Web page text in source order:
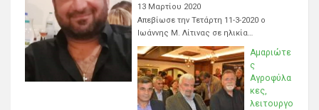
13 Μαρτίου 2020
Απεβίωσε την Τετάρτη 11-3-2020 ο
Ιωάννης Μ. Λίτινας σε ηλικία…
Αμαριώτε
ς
Αγροφύλα
κες,
λειτουργο